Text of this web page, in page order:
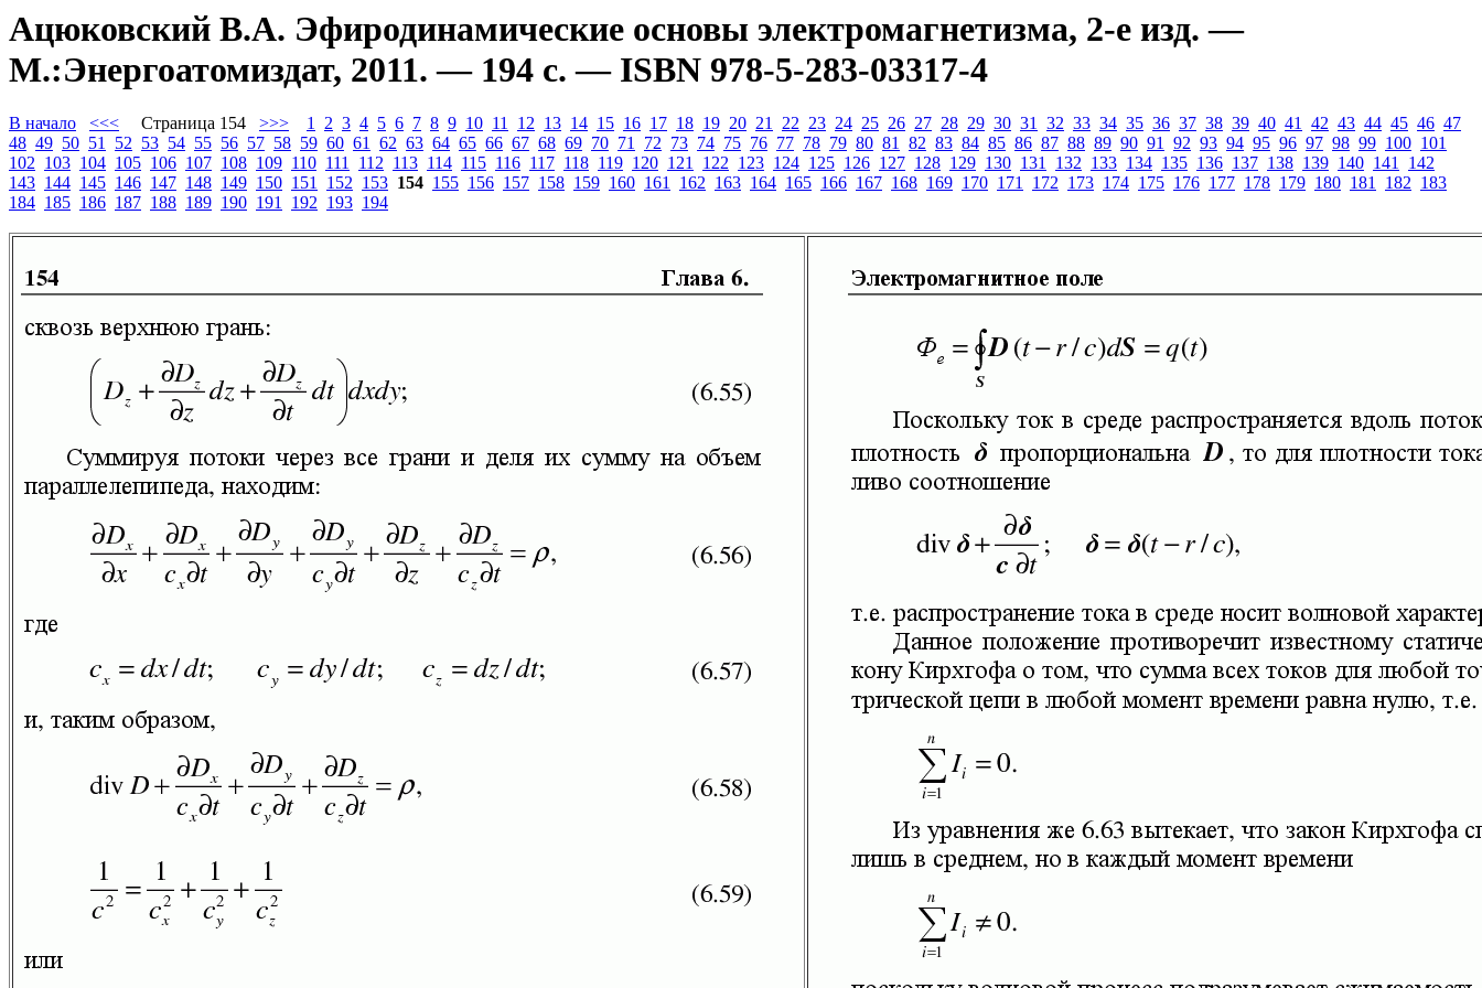
Ацюковский В.А. Эфиродинамические основы электромагнетизма, 2-е изд. —
М.:Энергоатомиздат, 2011. — 194 с. — ISBN 978-5-283-03317-4
В начало <<< Страница 154 >>> 1 2 3 4 5 6 7 8 9 10 11 12 13 14 15 16 17 18 19 20 21 22 23 24 25 26 27 28 29 30 31 32 33 34 35 36 37 38 39 40 41 42 43 44 45 46 47
48 49 50 51 52 53 54 55 56 57 58 59 60 61 62 63 64 65 66 67 68 69 70 71 72 73 74 75 76 77 78 79 80 81 82 83 84 85 86 87 88 89 90 91 92 93 94 95 96 97 98 99 100 101
102 103 104 105 106 107 108 109 110 111 112 113 114 115 116 117 118 119 120 121 122 123 124 125 126 127 128 129 130 131 132 133 134 135 136 137 138 139 140 141 142
143 144 145 146 147 148 149 150 151 152 153 154 155 156 157 158 159 160 161 162 163 164 165 166 167 168 169 170 171 172 173 174 175 176 177 178 179 180 181 182 183
184 185 186 187 188 189 190 191 192 193 194